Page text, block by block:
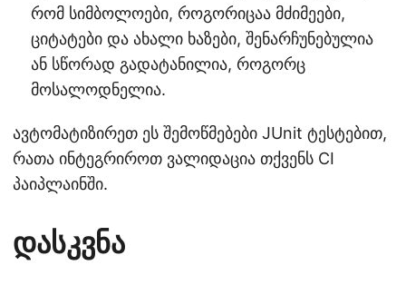
რომ სიმბოლოები, როგორიცაა მძიმეები,
ციტატები და ახალი ხაზები, შენარჩუნებულია
ან სწორად გადატანილია, როგორც
მოსალოდნელია.
ავტომატიზირეთ ეს შემოწმებები JUnit ტესტებით,
რათა ინტეგრიროთ ვალიდაცია თქვენს CI
პაიპლაინში.
დასკვნა